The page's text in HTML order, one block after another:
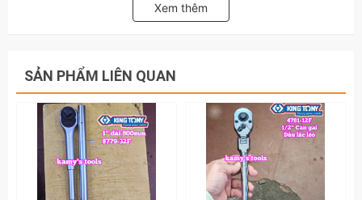
biệt là phần đầu cần tuýp được chế tạo bằng
Cần tuýp tự động hay còn được gọi là cần tự
động hoạt động dựa vào cơ chế bánh cóc với
phần nhông bên trong và 2 khóa đá trái phải
để đảo chiều khi sử dụng để siết tuýp.
Phần lần phần bánh cóc nhông trung tâm
Xem thêm
SẢN PHẨM LIÊN QUAN